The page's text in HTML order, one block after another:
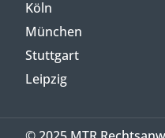
Köln
München
Stuttgart
Leipzig